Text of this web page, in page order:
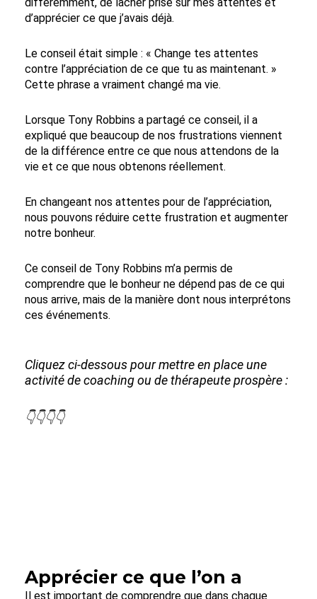
d’apprécier ce que j’avais déjà.
Le conseil était simple : « Change tes attentes
contre l’appréciation de ce que tu as maintenant. »
Cette phrase a vraiment changé ma vie.
Lorsque Tony Robbins a partagé ce conseil, il a
expliqué que beaucoup de nos frustrations viennent
de la différence entre ce que nous attendons de la
vie et ce que nous obtenons réellement.
En changeant nos attentes pour de l’appréciation,
nous pouvons réduire cette frustration et augmenter
notre bonheur.
Ce conseil de Tony Robbins m’a permis de
comprendre que le bonheur ne dépend pas de ce qui
nous arrive, mais de la manière dont nous interprétons
ces événements.
Cliquez ci-dessous pour mettre en place une
activité de coaching ou de thérapeute prospère :
👇👇👇👇
Apprécier ce que l’on a
Il est important de comprendre que dans chaque